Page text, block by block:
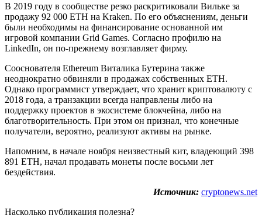
В 2019 году в сообществе резко раскритиковали Вильке за
продажу 92 000 ETH на Kraken. По его объяснениям, деньги
были необходимы на финансирование основанной им
игровой компании Grid Games. Согласно профилю на
LinkedIn, он по-прежнему возглавляет фирму.
Сооснователя Ethereum Виталика Бутерина также
неоднократно обвиняли в продажах собственных ETH.
Однако программист утверждает, что хранит криптовалюту с
2018 года, а транзакции всегда направлены либо на
поддержку проектов в экосистеме блокчейна, либо на
благотворительность. При этом он признал, что конечные
получатели, вероятно, реализуют активы на рынке.
Напомним, в начале ноября неизвестный кит, владеющий 398
891 ETH, начал продавать монеты после восьми лет
бездействия.
Источник: cryptonews.net
Насколько публикация полезна?